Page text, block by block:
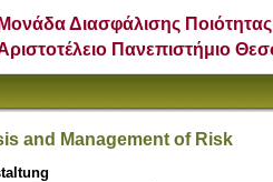
Μονάδα Διασφάλισης Ποιότητας
Πανεπιστήμιο
and Management of Risk